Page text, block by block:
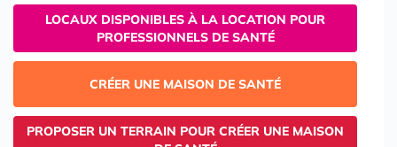
LOCAUX DISPONIBLES À LA LOCATION POUR
PROFESSIONNELS DE SANTÉ
CRÉER UNE MAISON DE SANTÉ
PROPOSER UN TERRAIN POUR CRÉER UNE MAISON